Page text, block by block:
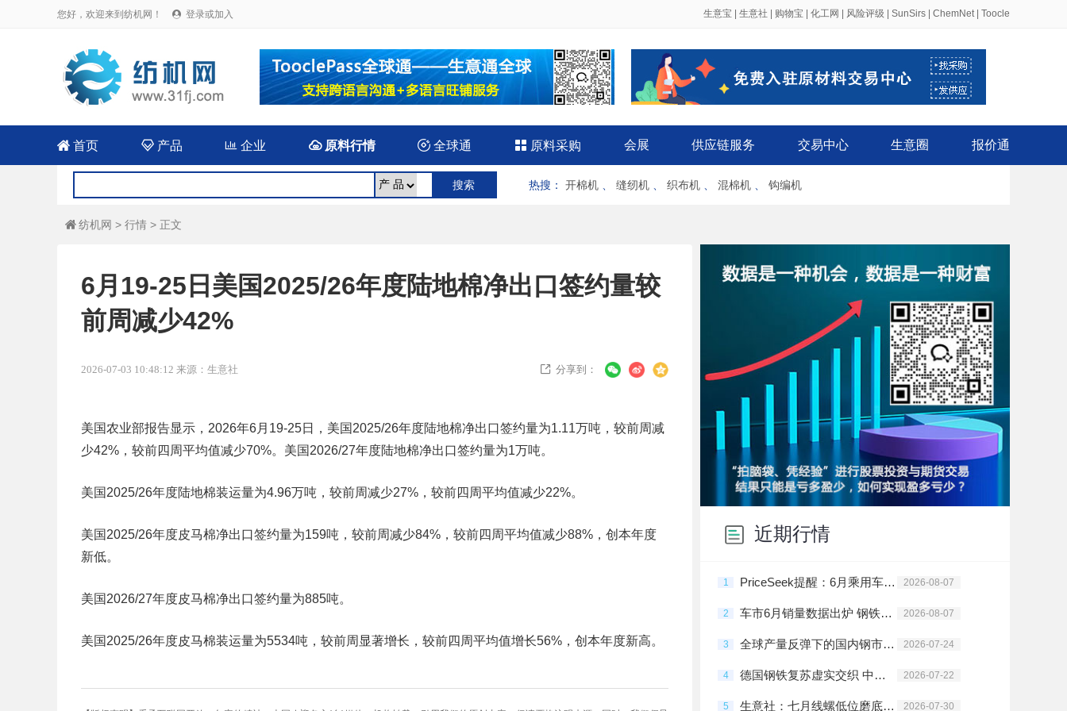
您好，欢迎来到纺机网！  登录或加入 生意宝 生意社 购物宝 化工网 风险评级 SunSirs ChemNet| Toocle
 首页 产品  企业 原料行情  全球通  原料采购 会展 供应链服务 交易中心 生意圈 报价通
热搜 ： 开棉机 缝纫机 织布机 混棉机 钩编机
 纺机网 > 行情 > 正文
6月19-25日美国2025/26年度陆地棉净出口签约量较
前周减少42%
2026-07-03 10:48:12 来源：生意社  分享到：
美国农业部报告显示，2026年6月19-25日，美国2025/26年度陆地棉净出口签约量为1.11万吨，较前周减
少42%，较前四周平均值减少70%。美国2026/27年度陆地棉净出口签约量为1万吨。
美国2025/26年度陆地棉装运量为4.96万吨，较前周减少27%，较前四周平均值减少22%。
美国2025/26年度皮马棉净出口签约量为159吨，较前周减少84%，较前四周平均值减少88%，创本年度
新低。
美国2026/27年度皮马棉净出口签约量为885吨。
美国2025/26年度皮马棉装运量为5534吨，较前周显著增长，较前四周平均值增长56%，创本年度新高。
近期行情
1 PriceSeek提醒：6月乘用车销量下滑 钢材需求预期承压 2026-08-07
2 车市6月销量数据出炉 钢铁行业需求结构面临调整 2026-08-07
3 全球产量反弹下的国内钢市：出口承压与结构突围 2026-07-24
4 德国钢铁复苏虚实交织 中国钢铁出口短期受阻 2026-07-22
5 生意社：七月线螺低位磨底 静待政策与减产共振 2026-07-30